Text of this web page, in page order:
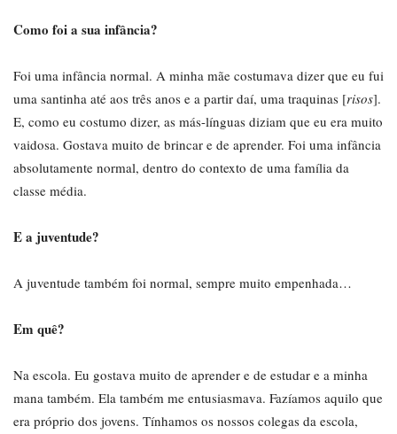
Como foi a sua infância?
Foi uma infância normal. A minha mãe costumava dizer que eu fui
uma santinha até aos três anos e a partir daí, uma traquinas [risos].
E, como eu costumo dizer, as más-línguas diziam que eu era muito
vaidosa. Gostava muito de brincar e de aprender. Foi uma infância
absolutamente normal, dentro do contexto de uma família da
classe média.
E a juventude?
A juventude também foi normal, sempre muito empenhada…
Em quê?
Na escola. Eu gostava muito de aprender e de estudar e a minha
mana também. Ela também me entusiasmava. Fazíamos aquilo que
era próprio dos jovens. Tínhamos os nossos colegas da escola,